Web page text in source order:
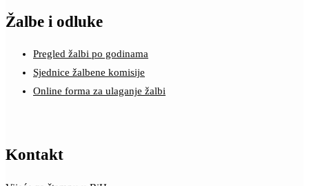
Žalbe i odluke
Pregled žalbi po godinama
Sjednice žalbene komisije
Online forma za ulaganje žalbi
Kontakt